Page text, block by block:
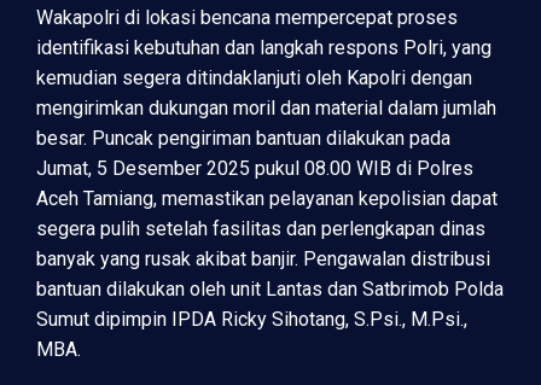
Wakapolri di lokasi bencana mempercepat proses
identifikasi kebutuhan dan langkah respons Polri, yang
kemudian segera ditindaklanjuti oleh Kapolri dengan
mengirimkan dukungan moril dan material dalam jumlah
besar. Puncak pengiriman bantuan dilakukan pada
Jumat, 5 Desember 2025 pukul 08.00 WIB di Polres
Aceh Tamiang, memastikan pelayanan kepolisian dapat
segera pulih setelah fasilitas dan perlengkapan dinas
banyak yang rusak akibat banjir. Pengawalan distribusi
bantuan dilakukan oleh unit Lantas dan Satbrimob Polda
Sumut dipimpin IPDA Ricky Sihotang, S.Psi., M.Psi.,
MBA.